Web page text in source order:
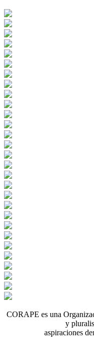
CORAPE es una
y
aspiraciones